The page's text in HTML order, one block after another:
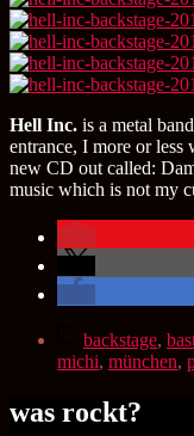
Hell Inc. is a metal
entrance, I more or less
new CD out called:
music which is not my
Schlagwörter
backstage,
michi, münchen,
was rockt?